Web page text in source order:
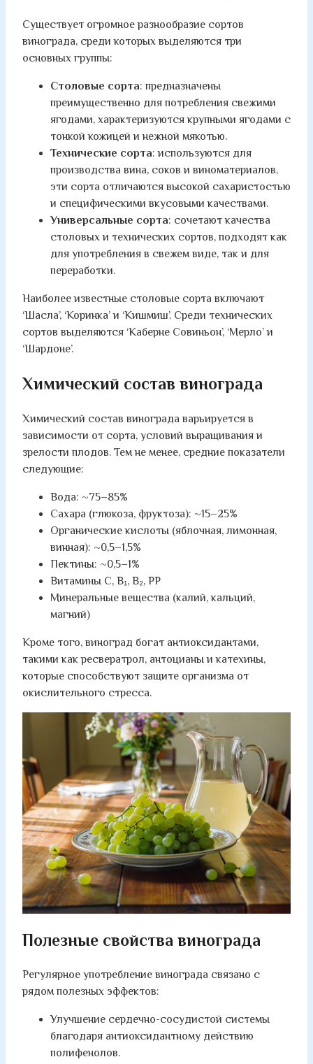
Существует огромное разнообразие сортов
винограда, среди которых выделяются три
основных группы:
Столовые сорта: предназначены
преимущественно для потребления свежими
ягодами, характеризуются крупными ягодами с
тонкой кожицей и нежной мякотью.
Технические сорта: используются для
производства вина, соков и виноматериалов,
эти сорта отличаются высокой сахаристостью
и специфическими вкусовыми качествами.
Универсальные сорта: сочетают качества
столовых и технических сортов, подходят как
для употребления в свежем виде, так и для
переработки.
Наиболее известные столовые сорта включают
‘Шасла’, ‘Коринка’ и ‘Кишмиш’. Среди технических
сортов выделяются ‘Каберне Совиньон’, ‘Мерло’ и
‘Шардоне’.
Химический состав винограда
Химический состав винограда варьируется в
зависимости от сорта, условий выращивания и
зрелости плодов. Тем не менее, средние показатели
следующие:
Вода: ~75–85%
Сахара (глюкоза, фруктоза): ~15–25%
Органические кислоты (яблочная, лимонная,
винная): ~0,5–1,5%
Пектины: ~0,5–1%
Витамины C, B₁, B₂, PP
Минеральные вещества (калий, кальций,
магний)
Кроме того, виноград богат антиоксидантами,
такими как ресвератрол, антоцианы и катехины,
которые способствуют защите организма от
окислительного стресса.
Полезные свойства винограда
Регулярное употребление винограда связано с
рядом полезных эффектов:
Улучшение сердечно-сосудистой системы
благодаря антиоксидантному действию
полифенолов.